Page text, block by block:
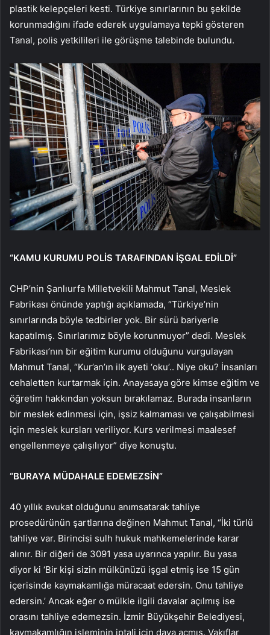
plastik kelepçeleri kesti. Türkiye sınırlarının bu şekilde
korunmadığını ifade ederek uygulamaya tepki gösteren
Tanal, polis yetkilileri ile görüşme talebinde bulundu.
“KAMU KURUMU POLİS TARAFINDAN İŞGAL EDİLDİ”
CHP’nin Şanlıurfa Milletvekili Mahmut Tanal, Meslek
Fabrikası önünde yaptığı açıklamada, “Türkiye’nin
sınırlarında böyle tedbirler yok. Bir sürü bariyerle
kapatılmış. Sınırlarımız böyle korunmuyor” dedi. Meslek
Fabrikası’nın bir eğitim kurumu olduğunu vurgulayan
Mahmut Tanal, “Kur’an’ın ilk ayeti ‘oku’.. Niye oku? İnsanları
cehaletten kurtarmak için. Anayasaya göre kimse eğitim ve
öğretim hakkından yoksun bırakılamaz. Burada insanların
bir meslek edinmesi için, işsiz kalmaması ve çalışabilmesi
için meslek kursları veriliyor. Kurs verilmesi maalesef
engellenmeye çalışılıyor” diye konuştu.
“BURAYA MÜDAHALE EDEMEZSİN”
40 yıllık avukat olduğunu anımsatarak tahliye
prosedürünün şartlarına değinen Mahmut Tanal, “İki türlü
tahliye var. Birincisi sulh hukuk mahkemelerinde karar
alınır. Bir diğeri de 3091 yasa uyarınca yapılır. Bu yasa
diyor ki ‘Bir kişi sizin mülkünüzü işgal etmiş ise 15 gün
içerisinde kaymakamlığa müracaat edersin. Onu tahliye
edersin.’ Ancak eğer o mülkle ilgili davalar açılmış ise
orasını tahliye edemezsin. İzmir Büyükşehir Belediyesi,
kaymakamlığın işleminin iptali için dava açmış. Vakıflar